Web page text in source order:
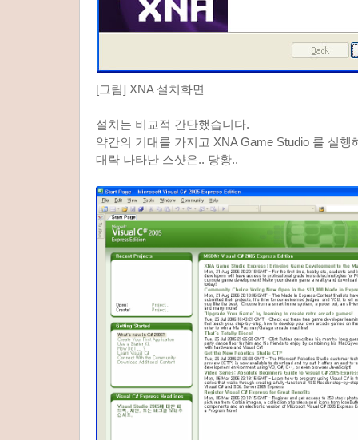
[그림] XNA 설치화면
설치는 비교적 간단했습니다.
약간의 기대를 가지고 XNA Game Studio 를 실행
대략 나타난 스샷은.. 당황..